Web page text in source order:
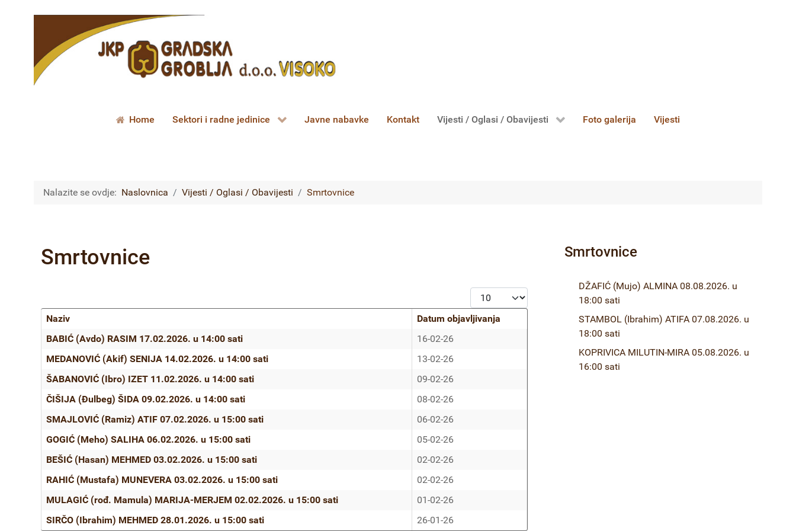
Home Sektori i radne jedinice Javne nabavke Kontakt Vijesti / Oglasi / Obavijesti Foto galerija Vijesti
Nalazite se ovdje: Naslovnica Vijesti / Oglasi / Obavijesti Smrtovnice
Smrtovnice
Prikaz #
Članci
Naziv
Datum objavljivanja
BABIĆ (Avdo) RASIM 17.02.2026. u 14:00 sati
16-02-26
MEDANOVIĆ (Akif) SENIJA 14.02.2026. u 14:00 sati
13-02-26
ŠABANOVIĆ (Ibro) IZET 11.02.2026. u 14:00 sati
09-02-26
ČIŠIJA (Đulbeg) ŠIDA 09.02.2026. u 14:00 sati
08-02-26
SMAJLOVIĆ (Ramiz) ATIF 07.02.2026. u 15:00 sati
06-02-26
GOGIĆ (Meho) SALIHA 06.02.2026. u 15:00 sati
05-02-26
BEŠIĆ (Hasan) MEHMED 03.02.2026. u 15:00 sati
02-02-26
RAHIĆ (Mustafa) MUNEVERA 03.02.2026. u 15:00 sati
02-02-26
MULAGIĆ (rođ. Mamula) MARIJA-MERJEM 02.02.2026. u 15:00 sati
01-02-26
SIRČO (Ibrahim) MEHMED 28.01.2026. u 15:00 sati
26-01-26
Smrtovnice
DŽAFIĆ (Mujo) ALMINA 08.08.2026. u
18:00 sati
STAMBOL (Ibrahim) ATIFA 07.08.2026. u
18:00 sati
KOPRIVICA MILUTIN-MIRA 05.08.2026. u
16:00 sati